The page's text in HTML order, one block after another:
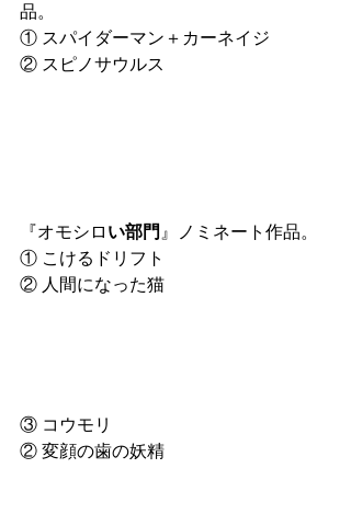
品。
① スパイダーマン＋カーネイジ
② スピノサウルス
『オモシロ い部門 』ノミネート作品。
① こけるドリフト
② 人間になった猫
③ コウモリ
② 変顔の歯の妖精